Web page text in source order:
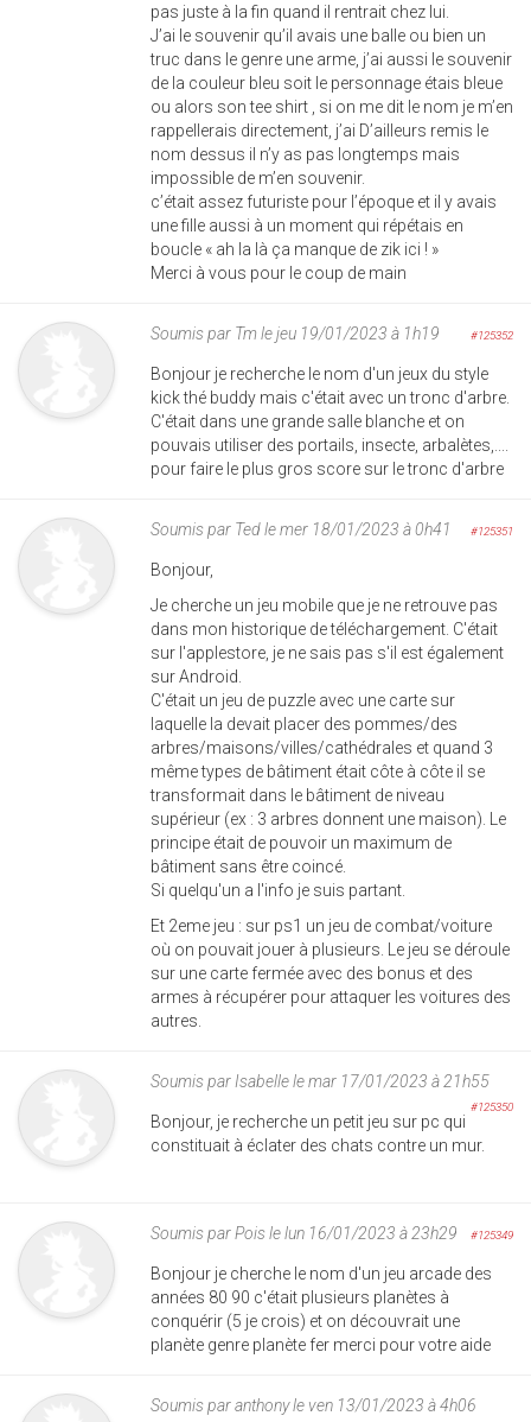
pas juste à la fin quand il rentrait chez lui.
J’ai le souvenir qu’il avais une balle ou bien un
truc dans le genre une arme, j’ai aussi le souvenir
de la couleur bleu soit le personnage étais bleue
ou alors son tee shirt , si on me dit le nom je m’en
rappellerais directement, j’ai D’ailleurs remis le
nom dessus il n’y as pas longtemps mais
impossible de m’en souvenir.
c’était assez futuriste pour l’époque et il y avais
une fille aussi à un moment qui répétais en
boucle « ah la là ça manque de zik ici ! »
Merci à vous pour le coup de main
Soumis par Tmle jeu 19/01/2023 à 1h19 #125352
Bonjour je recherche le nom d'un jeux du style
kick thé buddy mais c'était avec un tronc d'arbre.
C'était dans une grande salle blanche et on
pouvais utiliser des portails, insecte, arbalètes,....
pour faire le plus gros score sur le tronc d'arbre
Soumis par Tedle mer 18/01/2023 à 0h41 #125351
Bonjour,
Je cherche un jeu mobile que je ne retrouve pas
dans mon historique de téléchargement. C'était
sur l'applestore, je ne sais pas s'il est également
sur Android.
C'était un jeu de puzzle avec une carte sur
laquelle la devait placer des pommes/des
arbres/maisons/villes/cathédrales et quand 3
même types de bâtiment était côte à côte il se
transformait dans le bâtiment de niveau
supérieur (ex : 3 arbres donnent une maison). Le
principe était de pouvoir un maximum de
bâtiment sans être coincé.
Si quelqu'un a l'info je suis partant.
Et 2eme jeu : sur ps1 un jeu de combat/voiture
où on pouvait jouer à plusieurs. Le jeu se déroule
sur une carte fermée avec des bonus et des
armes à récupérer pour attaquer les voitures des
autres.
Soumis par Isabellele mar 17/01/2023 à 21h55
#125350
Bonjour, je recherche un petit jeu sur pc qui
constituait à éclater des chats contre un mur.
Soumis parPoisle lun 16/01/2023 à 23h29 #125349
Bonjour je cherche le nom d'un jeu arcade des
années 80 90 c'était plusieurs planètes à
conquérir (5 je crois) et on découvrait une
planète genre planète fer merci pour votre aide
Soumis paranthonyle ven 13/01/2023 à 4h06